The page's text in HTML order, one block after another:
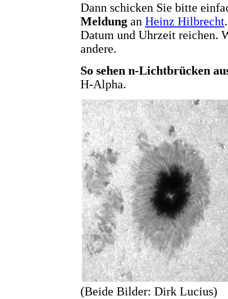
Dann schicken Sie bitte
Meldung an Heinz Hilbrecht.
Datum und Uhrzeit reichen.
andere.
So sehen n-Lichtbrücken
H-Alpha.
(Beide Bilder: Dirk Lucius)